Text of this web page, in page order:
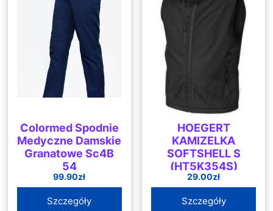
Colormed Spodnie
Medyczne Damskie
Granatowe Sc4B
54
99.90zł
Szczegóły
HOEGERT
KAMIZELKA
SOFTSHELL S
(HT5K354S)
29.00zł
Szczegóły